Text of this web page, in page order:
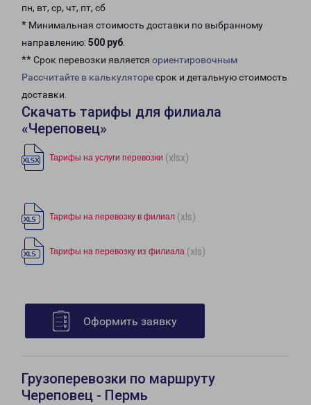
пн, вт, ср, чт, пт, сб
* Минимальная стоимость доставки по выбранному
направлению: 500 руб.
** Срок перевозки является ориентировочным
Рассчитайте в калькуляторесрок и детальную стоимость
доставки.
Скачать тарифы для филиала
«Череповец»
Тарифы на услуги перевозки (xlsx)
Тарифы на перевозку в филиал (xls)
Тарифы на перевозку из филиала (xls)
Оформить заявку
Грузоперевозки по маршруту
Череповец - Пермь